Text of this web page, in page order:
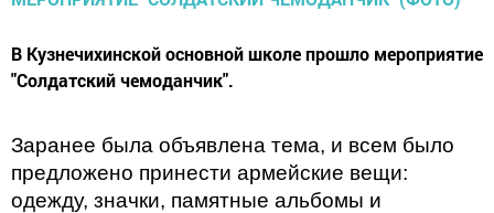
В Кузнечихинской основной школе прошло мероприятие
"Солдатский чемоданчик".
Заранее была объявлена тема, и всем было
предложено принести армейские вещи:
одежду, значки, памятные альбомы и